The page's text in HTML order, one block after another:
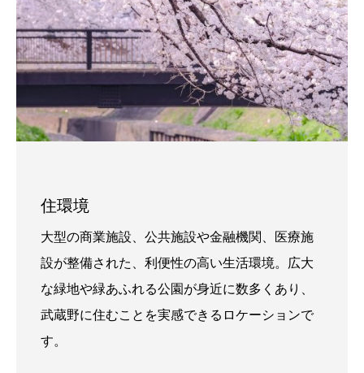
住環境
大型の商業施設、公共施設や金融機関、医療施
設が整備された、利便性の高い生活環境。広大
な緑地や緑あふれる公園が身近に数多くあり、
武蔵野に住むことを実感できるロケーションで
す。